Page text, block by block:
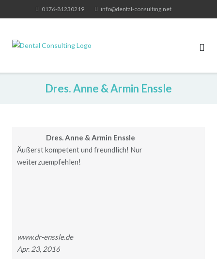
to
0176-81230219 info@dental-consulting.net
Dres. Anne & Armin Enssle
Dres. Anne & Armin Enssle
Äußerst kompetent und freundlich! Nur
weiterzuempfehlen!
www.dr-enssle.de
Apr. 23, 2016